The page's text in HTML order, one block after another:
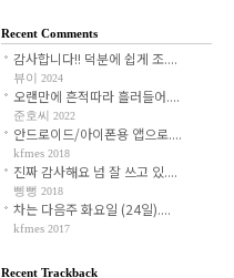
Recent Comments
감사합니다!! 덕분에 쉽게 조....
뷰이 2024
오랜만에 흔적따라 흘러들어....
준호씨 2022
안드로이드/아이폰용 앱으로....
kfmes 2018
진짜 감사해요 넘 잘 쓰고 있....
삥뻥 2018
차는 다음주 화요일 (24일)....
kfmes 2017
Recent Trackback